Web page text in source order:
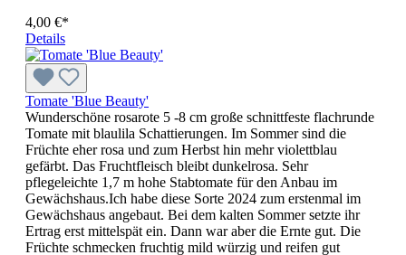
4,00 €*
Details
Tomate 'Blue Beauty'
Wunderschöne rosarote 5 -8 cm große schnittfeste flachrunde
Tomate mit blaulila Schattierungen. Im Sommer sind die
Früchte eher rosa und zum Herbst hin mehr violettblau
gefärbt. Das Fruchtfleisch bleibt dunkelrosa. Sehr
pflegeleichte 1,7 m hohe Stabtomate für den Anbau im
Gewächshaus.Ich habe diese Sorte 2024 zum erstenmal im
Gewächshaus angebaut. Bei dem kalten Sommer setzte ihr
Ertrag erst mittelspät ein. Dann war aber die Ernte gut. Die
Früchte schmecken fruchtig mild würzig und reifen gut